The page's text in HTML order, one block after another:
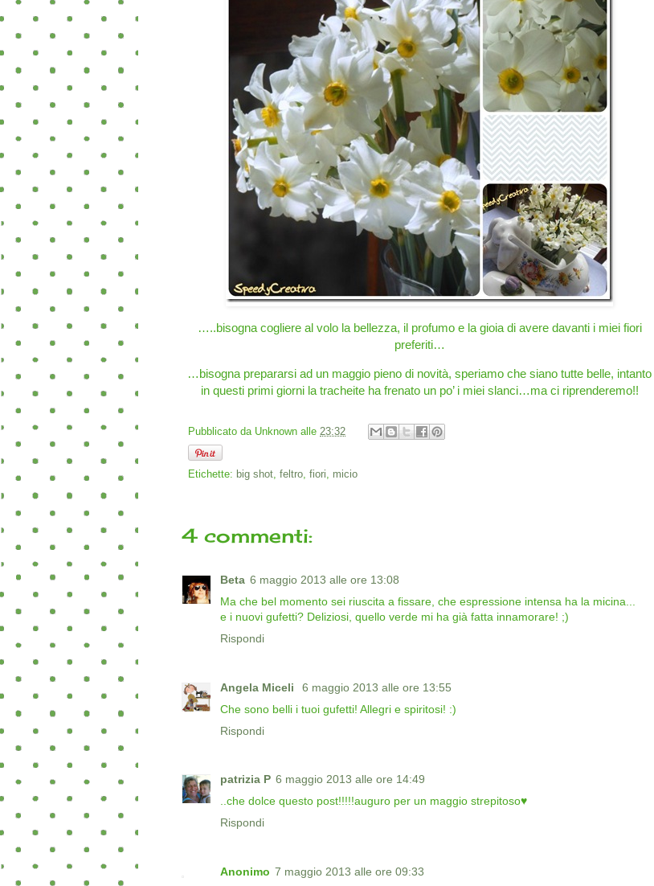
…..bisogna cogliere al volo la bellezza, il profumo e la gioia di avere davanti i miei fiori
preferiti…
…bisogna prepararsi ad un maggio pieno di novità, speriamo che siano tutte belle, intanto
in questi primi giorni la tracheite ha frenato un po’ i miei slanci…ma ci riprenderemo!!
Pubblicato da Unknown alle 23:32
Etichette: big shot, feltro, fiori, micio
4 commenti:
Beta 6 maggio 2013 alle ore 13:08
Ma che bel momento sei riuscita a fissare, che espressione intensa ha la micina...
e i nuovi gufetti? Deliziosi, quello verde mi ha già fatta innamorare! ;)
Rispondi
Angela Miceli
6 maggio 2013 alle ore 13:55
Che sono belli i tuoi gufetti! Allegri e spiritosi! :)
Rispondi
patrizia P 6 maggio 2013 alle ore 14:49
..che dolce questo post!!!!!auguro per un maggio strepitoso♥
Rispondi
Anonimo 7 maggio 2013 alle ore 09:33